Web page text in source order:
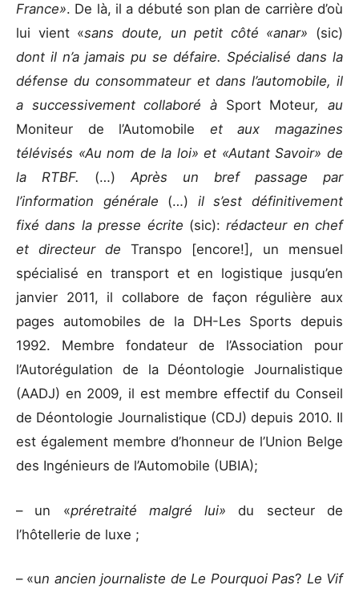
France». De là, il a débuté son plan de carrière d’où
lui vient «sans doute, un petit côté «anar» (sic)
dont il n’a jamais pu se défaire. Spécialisé dans la
défense du consommateur et dans l’automobile, il
a successivement collaboré à Sport Moteur, au
Moniteur de l’Automobile et aux magazines
télévisés «Au nom de la loi» et «Autant Savoir» de
la RTBF. (…)Après un bref passage par
l’information générale (…) il s’est définitivement
fixé dans la presse écrite (sic):rédacteur en chef
et directeur de Transpo [encore!], un mensuel
spécialisé en transport et en logistique jusqu’en
janvier 2011, il collabore de façon régulière aux
pages automobiles de la DH-Les Sports depuis
1992. Membre fondateur de l’Association pour
l’Autorégulation de la Déontologie Journalistique
(AADJ) en 2009, il est membre effectif du Conseil
de Déontologie Journalistique (CDJ) depuis 2010. Il
est également membre d’honneur de l’Union Belge
des Ingénieurs de l’Automobile (UBIA);
– un «préretraité malgré lui»du secteur de
l’hôtellerie de luxe ;
– «un ancien journaliste de Le Pourquoi Pas? Le Vif